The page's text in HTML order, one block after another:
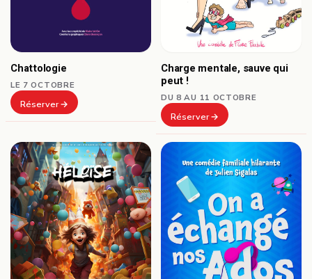
Chattologie
LE 7 OCTOBRE
Réserver
Charge mentale, sauve qui
peut !
DU 8 AU 11 OCTOBRE
Réserver